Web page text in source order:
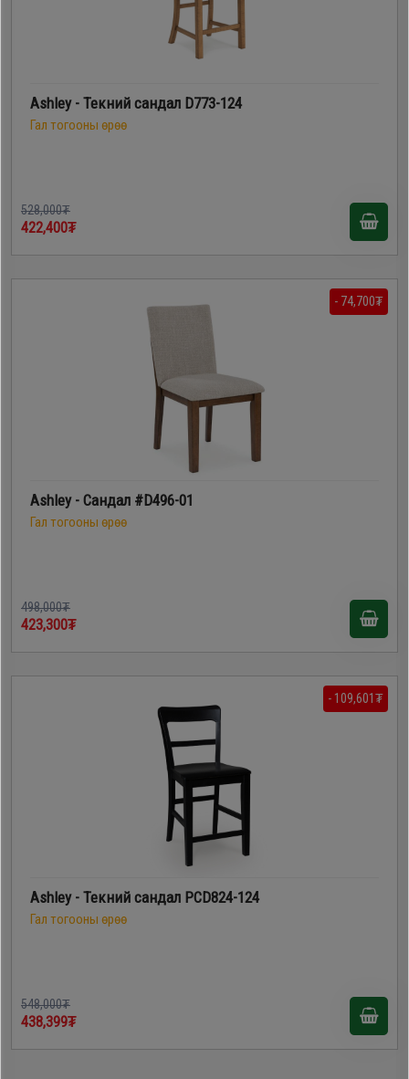
Ashley - Текний сандал D773-124
Гал тогооны өрөө
528,000₮
422,400₮
- 74,700₮
Ashley - Сандал #D496-01
Гал тогооны өрөө
498,000₮
423,300₮
- 109,601₮
Ashley - Текний сандал PCD824-124
Гал тогооны өрөө
548,000₮
438,399₮